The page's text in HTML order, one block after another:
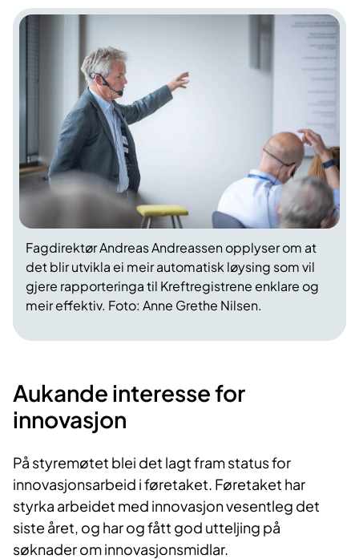
Fagdirektør Andreas Andreassen opplyser om at
det blir utvikla ei meir automatisk løysing som vil
gjere rapporteringa til Kreftregistrene enklare og
meir effektiv. Foto: Anne Grethe Nilsen.
Aukande interesse for
innovasjon
På styremøtet blei det lagt fram status for
innovasjonsarbeid i føretaket. Føretaket har
styrka arbeidet med innovasjon vesentleg det
siste året, og har og fått god utteljing på
søknader om innovasjonsmidlar.